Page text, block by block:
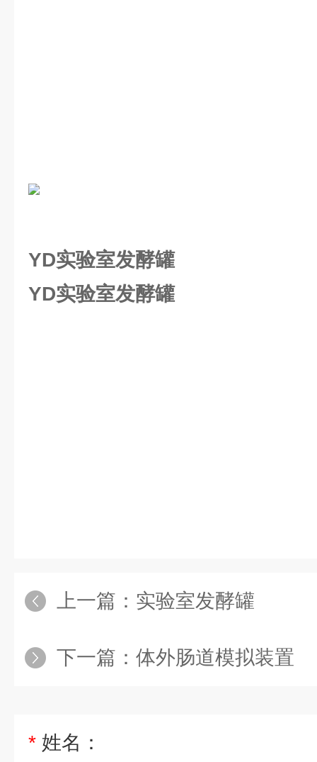
YD实验室发酵罐
YD实验室发酵罐
上一篇： 实验室发酵罐
下一篇： 体外肠道模拟装置
* 姓名：